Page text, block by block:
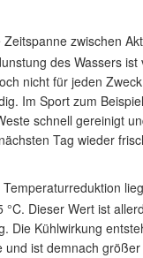
Zeitspanne zwischen
des Wassers
nicht für jeden
Im Sport zum
schnell gereinigt
Tag wieder
Temperaturreduktion
°C. Dieser Wert ist
Die Kühlwirkung
und ist demnach